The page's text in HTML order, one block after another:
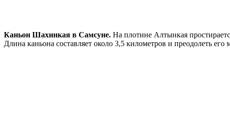
Каньон Шахинкая в Самсуне. На плотине Алтынкая
Длина каньона составляет около 3,5 километров и преодолеть